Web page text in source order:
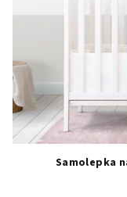
Samolepka